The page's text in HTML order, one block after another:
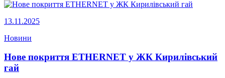
13.11.2025
Новини
Нове покриття ETHERNET у ЖК Кирилівський
гай